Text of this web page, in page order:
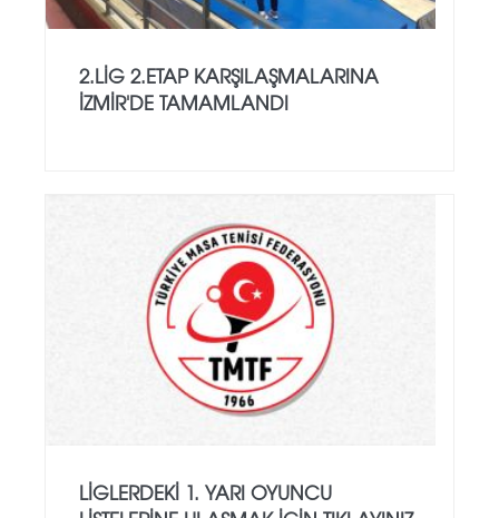
2.LİG 2.ETAP KARŞILAŞMALARINA
İZMİR'DE TAMAMLANDI
LİGLERDEKİ 1. YARI OYUNCU